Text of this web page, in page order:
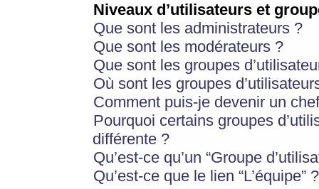
Niveaux d’utilisateurs et
Que sont les administrateurs ?
Que sont les modérateurs ?
Que sont les groupes
Où sont les groupes
Comment puis-je devenir un
Pourquoi certains groupes
différente ?
Qu’est-ce qu’un “Groupe
Qu’est-ce que le lien “L’équipe” ?